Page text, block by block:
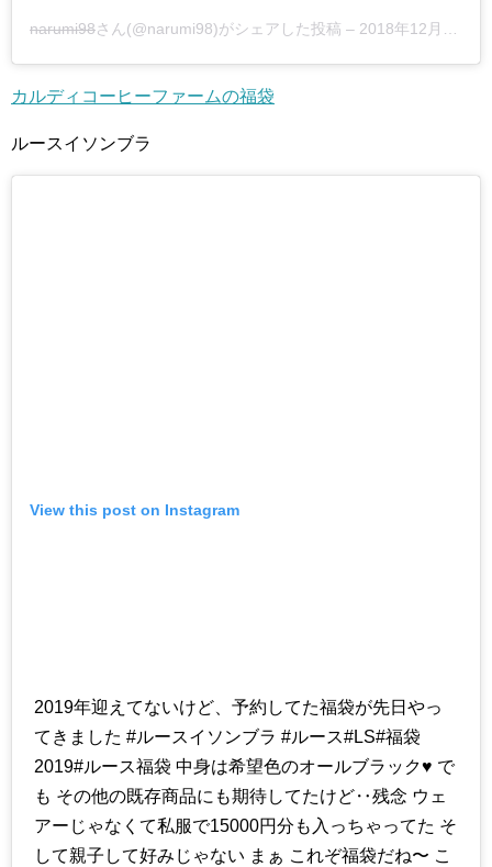
narumi98さん(@narumi98)がシェアした投稿 – 2018年12月月31日午後10時57分PST
カルディコーヒーファームの福袋
ルースイソンブラ
View this post on Instagram
2019年迎えてないけど、予約してた福袋が先日やっ
てきました #ルースイソンブラ #ルース#LS#福袋
2019#ルース福袋 中身は希望色のオールブラック♥️ で
も その他の既存商品にも期待してたけど‥残念 ウェ
アーじゃなくて私服で15000円分も入っちゃってた そ
して親子して好みじゃない まぁ これぞ福袋だね〜 こ